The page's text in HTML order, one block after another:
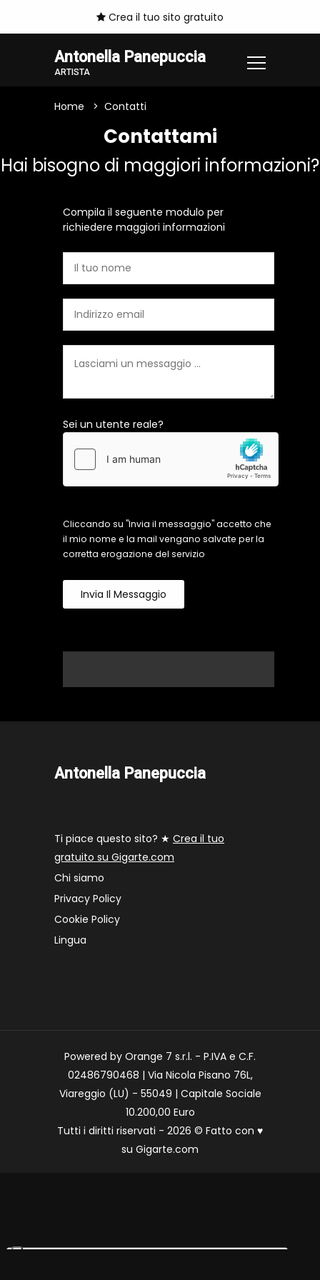
Crea il tuo sito gratuito
Antonella Panepuccia
ARTISTA
Home Contatti
Contattami
Hai bisogno di maggiori informazioni?
Compila il seguente modulo per
richiedere maggiori informazioni
Sei un utente reale?
Cliccando su "Invia il messaggio" accetto che
il mio nome e la mail vengano salvate per la
corretta erogazione del servizio
Invia Il Messaggio
Antonella Panepuccia
Ti piace questo sito? ★ Crea il tuo
gratuito su Gigarte.com
Chi siamo
Privacy Policy
Cookie Policy
Lingua
Powered by Orange 7 s.r.l. - P.IVA e C.F.
02486790468 | Via Nicola Pisano 76L,
Viareggio (LU) - 55049 | Capitale Sociale
10.200,00 Euro
Tutti i diritti riservati - 2026 © Fatto con ♥
su Gigarte.com